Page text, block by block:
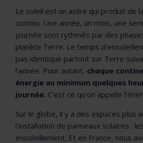
Le soleil est un astre qui produit de
continu. Une année, un mois, une
journée sont rythmés par des
planète Terre. Le temps
pas identique partout sur Terre
l’année. Pour autant, chaque
énergie au minimum quelques
journée. C’est ce qu’on appelle
Sur le globe, il y a des espaces plus
l’installation de panneaux solaires :
ensoleillement. Et en France, nous